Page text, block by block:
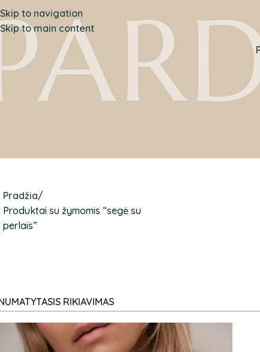
Skip to navigation
Skip to main content
Pradžia
Produktai su žymomis “segė su
perlais”